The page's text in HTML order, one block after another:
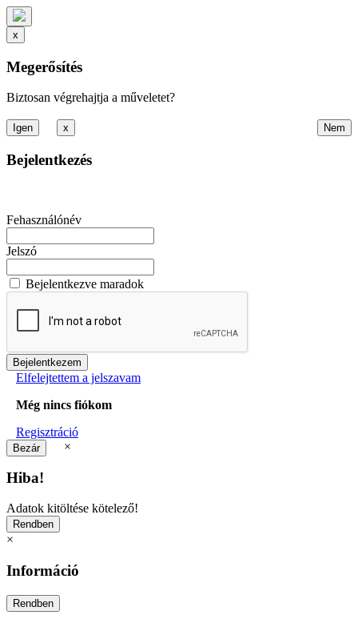
x
Megerősítés
Biztosan végrehajtja a műveletet?
x
Bejelentkezés
Fehasználónév
Jelszó
Bejelentkezve maradok
Elfelejtettem a jelszavam
Még nincs fiókom
Regisztráció
×
Hiba!
Adatok kitöltése kötelező!
×
Információ